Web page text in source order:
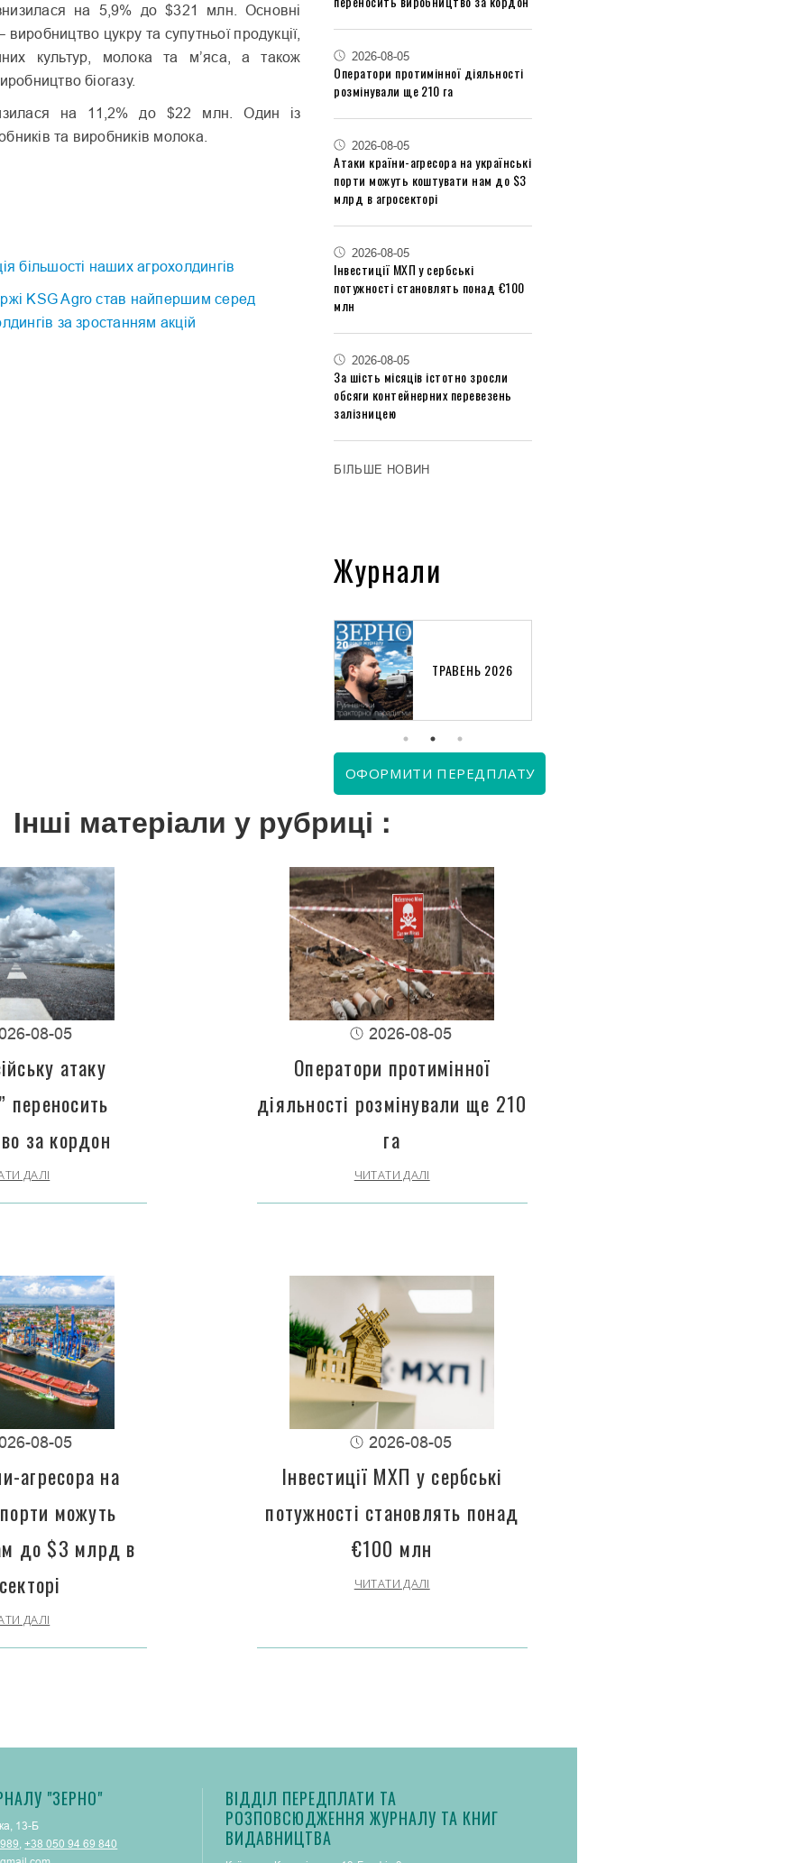
на 5,9% до $321 млн. Основні
цукру та супутньої продукції,
культур, молока та м’яса, а також
біогазу.
на 11,2% до $22 млн. Один із
та виробників молока.
більшості наших агрохолдингів
KSG Agro став найпершим серед
за зростанням акцій
2026-08-05
Оператори протимінної діяльності
розмінували ще 210 га
2026-08-05
Атаки країни-агресора на українські
порти можуть коштувати нам до $3
млрд в агросекторі
2026-08-05
Інвестиції МХП у сербські
потужності становлять понад €100
млн
2026-08-05
За шість місяців істотно зросли
обсяги контейнерних перевезень
залізницею
БІЛЬШЕ НОВИН
Журнали
ТРАВЕНЬ 2026
ОФОРМИТИ ПЕРЕДПЛАТУ
Інші матеріали у рубриці :
08-05
атаку
переносить
за кордон
ДАЛІ
2026-08-05
Оператори протимінної
діяльності розмінували ще 210
га
ЧИТАТИ ДАЛІ
08-05
агресора на
можуть
до $3 млрд в
ДАЛІ
2026-08-05
Інвестиції МХП у сербські
потужності становлять понад
€100 млн
ЧИТАТИ ДАЛІ
"ЗЕРНО"
13-Б
,+38 050 94 69 840
ВІДДІЛ ПЕРЕДПЛАТИ ТА
РОЗПОВСЮДЖЕННЯ ЖУРНАЛУ ТА КНИГ
ВИДАВНИЦТВА